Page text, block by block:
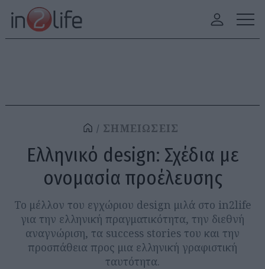
ΣΗΜΕΙΩΣΕΙΣ
Ελληνικό design: Σχέδια με
ονομασία προέλευσης
Το μέλλον του εγχώριου design μιλά στο in2life
για την ελληνική πραγματικότητα, την διεθνή
αναγνώριση, τα success stories του και την
προσπάθεια προς μια ελληνική γραφιστική
ταυτότητα.